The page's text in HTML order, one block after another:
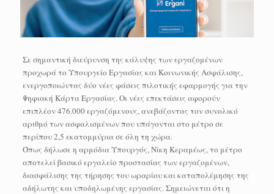
Σε σημαντική διεύρυνση της κάλυψης των εργαζομένων
προχωρά το Υπουργείο Εργασίας και Κοινωνικής Ασφάλισης,
ενεργοποιώντας δύο νέες φάσεις πιλοτικής εφαρμογής για την
Ψηφιακή Κάρτα Εργασίας. Οι νέες επεκτάσεις αφορούν
επιπλέον 476.000 εργαζόμενους, ανεβάζοντας τον συνολικό
αριθμό των ασφαλισμένων που υπάγονται στο μέτρο σε
περίπου 2,5 εκατομμύρια σε όλη τη χώρα.
Όπως δήλωσε η αρμόδια Υπουργός, Νίκη Κεραμέως, το μέτρο
αποτελεί βασικό εργαλείο προστασίας των εργαζομένων,
διασφάλισης της τήρησης του ωραρίου και καταπολέμησης της
αδήλωτης και υποδηλωμένης εργασίας. Σημειώνεται ότι η